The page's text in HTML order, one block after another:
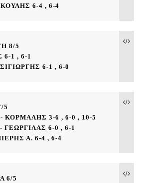
6-4 , 6-4
8/5
1 , 6-1
6-1 , 6-0
5
ΚΟΡΜΑΛΗΣ 3-6 , 6-0 , 10-5
6-0 , 6-1
Α. 6-4 , 6-4
6/5